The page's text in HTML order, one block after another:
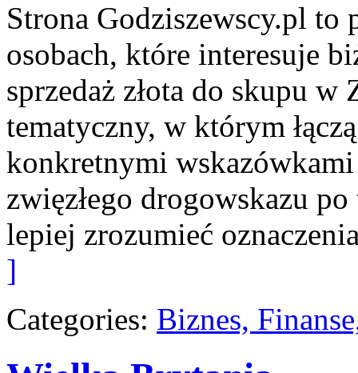
Strona Godziszewscy.pl to
osobach, które interesuje
sprzedaż złota do skupu
tematyczny, w którym
konkretnymi
zwięzłego drogowskazu
lepiej zrozumieć
]
Categories: Biznes,